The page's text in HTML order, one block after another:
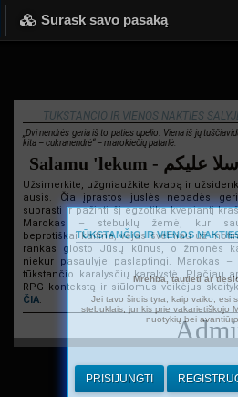
Surask savo pasaką
TŪKSTANČIO IR VIENOS NAKTIES
„Dvi nendrės geria iš to paties upelio. Viena iš jų
kita – cukranendrė“ – marokiečių patarlė.
Salamu 'lekum - اسلا عليكم
Užsimerkite, užgniaužkite kvapą ir
ausis. Čia įprastos juslės nepadės
suprasti ir pažinti šį egzotika kvepiantį
Marokas – stebuklų žemė, kur
beprotiškai kaitina, vėjas švelniau už
rankas glosto Jūsų kūnus, o žmonės
niekur pasaulyje paslaptingi. Marokas –
tūkstančio karalysčių karalystė. Plačiau
RPG kontekstą ir siūlomus veikėjus
ČIA.
TŪKSTANČIO IR VIENOS
Mrehba, tautieti ar
Jei tavo širdis tyra, kaip vaiko, esi
stebuklais, junkis prie vakarietiškojo
nuotykių bei
PRISIJUNGTI